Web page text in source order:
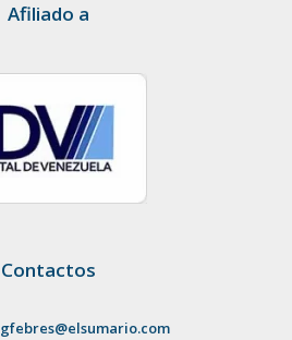
Afiliado a
Contactos
gfebres@elsumario.com